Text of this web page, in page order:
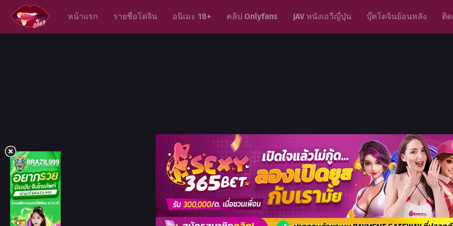
หน้าแรก รายชื่อโดจิน อนิเมะ 18+ คลิป Onlyfans JAV หนังเอวีญี่ปุ่น บุ๊คโดจินย้อนหลัง ติ